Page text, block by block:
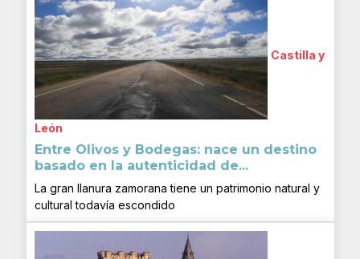
Castilla y
León
Entre Olivos y Bodegas: nace un destino
basado en la autenticidad de...
La gran llanura zamorana tiene un patrimonio natural y
cultural todavía escondido